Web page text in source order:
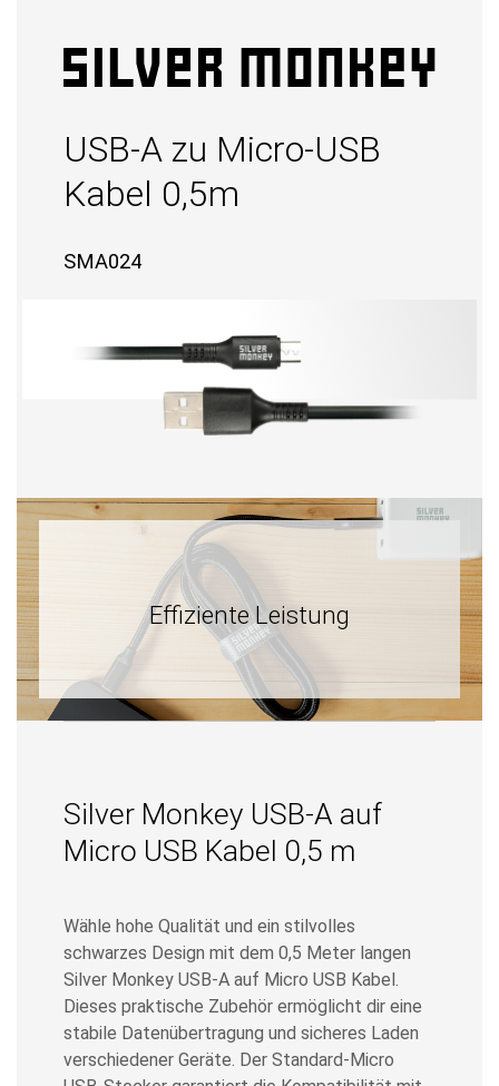
USB-A zu Micro-USB
Kabel 0,5m
SMA024
Effiziente Leistung
Silver Monkey USB-A auf
Micro USB Kabel 0,5 m
Wähle hohe Qualität und ein stilvolles
schwarzes Design mit dem 0,5 Meter langen
Silver Monkey USB-A auf Micro USB Kabel.
Dieses praktische Zubehör ermöglicht dir eine
stabile Datenübertragung und sicheres Laden
verschiedener Geräte. Der Standard-Micro